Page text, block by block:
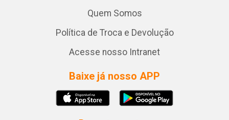
Quem Somos
Política de Troca e Devolução
Acesse nosso Intranet
Baixe já nosso APP